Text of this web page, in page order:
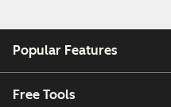
Popular Features
Free Tools